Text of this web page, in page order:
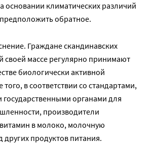
основании климатических различий
обратное.
Граждане скандинавских
своей массе регулярно принимают
биологически активной
в соответствии со стандартами,
органами для
производители
в молоко, молочную
продуктов питания.